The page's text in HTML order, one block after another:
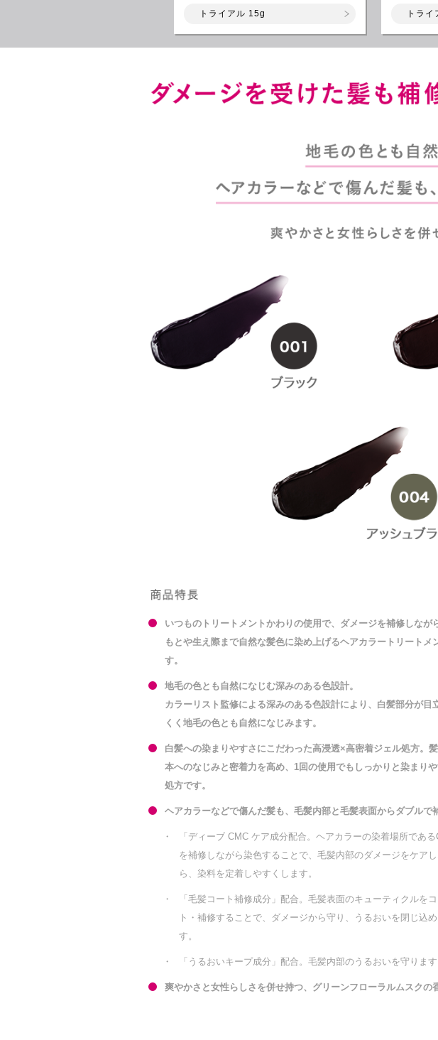
トライアル 15g トラ
いつものトリートメントかわりの使用で、ダメージを補修しなが
もとや生え際まで自然な髪色に染め上げるヘアカラートリートメ
す。
地毛の色とも自然になじむ深みのある色設計。
カラーリスト監修による深みのある色設計により、白髪部分が目
くく地毛の色とも自然になじみます。
白髪への染まりやすさにこだわった高浸透×高密着ジェル処方。
本へのなじみと密着力を高め、1回の使用でもしっかりと染まり
処方です。
ヘアカラーなどで傷んだ髪も、毛髪内部と毛髪表面からダブルで
・
「ディーブ CMC ケア成分配合。ヘアカラーの染着場所である
を補修しながら染色することで、毛髪内部のダメージをケア
ら、染料を定着しやすくします。
・
「毛髪コート補修成分」配合。毛髪表面のキューティクルを
ト・補修することで、ダメージから守り、うるおいを閉じ込め
す。
・ 「うるおいキープ成分」配合。毛髪内部のうるおいを守ります
爽やかさと女性らしさを併せ持つ、グリーンフローラルムスクの